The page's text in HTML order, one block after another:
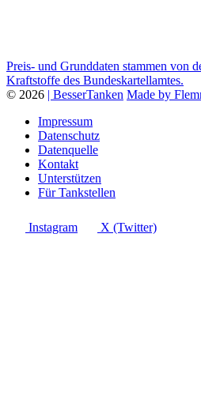
Preis- und Grunddaten stammen von
Kraftstoffe des Bundeskartellamtes.
© 2026 | BesserTanken Made by
Impressum
Datenschutz
Datenquelle
Kontakt
Unterstützen
Für Tankstellen
Instagram X (Twitter)